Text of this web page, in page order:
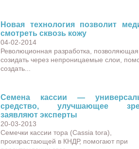
Новая технология позволит
смотреть сквозь кожу
04-02-2014
Революционная разработка, позволяющая
созидать через непроницаемые слои,
создать...
Семена кассии —
средство, улучшающее
заявляют эксперты
20-03-2013
Семечки кассии тора (Cassia tora),
произрастающей в КНДР, помогают при